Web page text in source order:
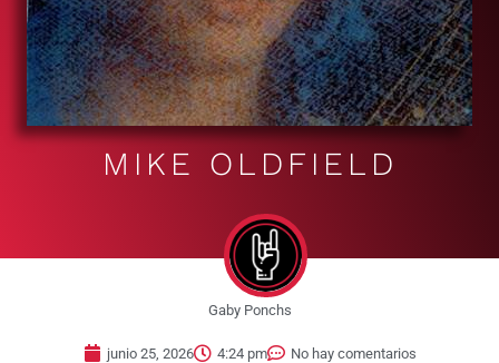
MIKE OLDFIELD
Gaby Ponchs
junio 25, 2026 4:24 pm No hay comentarios